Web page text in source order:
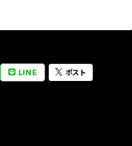
LINE ポスト